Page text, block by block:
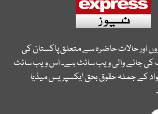
اور حالات حاضرہ سے متعلق پاکستان کی
کی جانے والی ویب سائٹ ہے۔ اس ویب سائٹ
کے جملہ حقوق بحق ایکسپریس میڈیا